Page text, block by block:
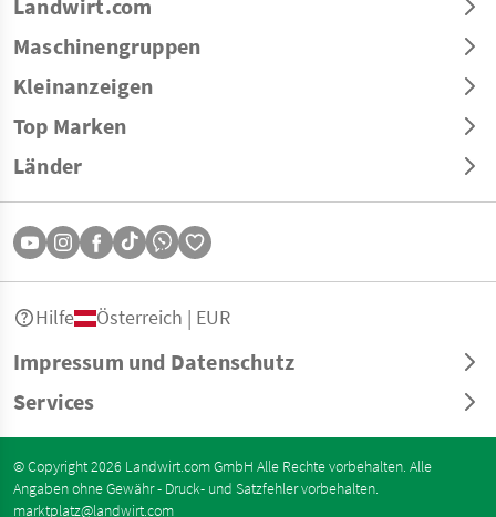
Landwirt.com
Maschinengruppen
Kleinanzeigen
Top Marken
Länder
Impressum und Datenschutz
Services
Hilfe Österreich | EUR
© Copyright 2026 Landwirt.com GmbH Alle Rechte vorbehalten. Alle
Angaben ohne Gewähr - Druck- und Satzfehler vorbehalten.
marktplatz@landwirt.com